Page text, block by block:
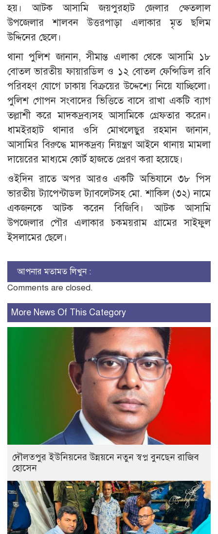
হয়। আটক আসামি জয়পুরহাট জেলার ক্ষেতলাল
উপজেলার শালবন উত্তরপাড়া এলাকার মৃত ছলিম
উদ্দিনের ছেলে।
থানা পুলিশ জানান, সীমান্ত এলাকা থেকে আসামি ১৮
বোতল ভারতীয় ফায়ারডিল ও ১২ বোতল ফেন্সিডিল রবি
পরিবহণ যোগে ঢাকায় বিক্রয়ের উদ্দেশ্যে নিয়ে যাচ্ছিলো।
পুলিশ গোপন সংবাদের ভিত্তিতে বাসে রাখা একটি ব্যাগ
তল্লাশী করে মাদকদ্রব্যসহ আসামিকে গ্রেফতার করেন।
ধামইরহাট থানার ওসি মোখলেছুর রহমান জানান,
আসামির বিরুদ্ধে মাদকদ্রব্য নিয়ন্ত্রণ আইনে থানায় মামলা
দায়েরের মাধ্যমে কোর্ট হাজতে প্রেরণ করা হয়েছে।
ওইদিন রাতে অপর আরও একটি অভিযানে ৩৮ পিস
ভারতীয় ট্যাপেন্টাডল ট্যাবলেটসহ মো. শাকিল (৩২) নামে
একজনকে আটক করেন বিজিবি। আটক আসামি
উপজেলার পৌর এলাকার চকময়রাম গ্রামের সাইফুল
ইসলামের ছেলে।
আপনার মতামত লিখুন :
Comments are closed.
More News Of This Category
দৌলতপুর ইউনিয়নের উন্নয়নে নতুন স্বপ্ন বুনছেন রাজিব
হোসেন